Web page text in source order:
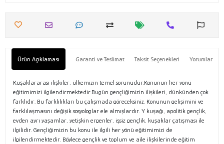
Ürün Açıklaması Garanti ve Teslimat Taksit Seçenekleri Yorumlar
Kuşaklararası ilişkiler, ülkemizin temel sorunudur.Konunun her yönü
eğitimimizi ilgilendirmektedir.Bugün gençliğimizin ilişkileri, dünkünden çok
farklıdır. Bu farklılıkları bu çalışmada göreceksiniz. Konunun gelişimini ve
farklılaşmasını değişik sosyologlar ele almışlardır. Y kuşağı, apolitik gençlik,
evden ayrı yaşamlar, yetişkin ergenler, işsiz gençlik, kuşaklar çatışması ile
ilgilidir. Gençliğimizin bu konu ile ilgili her yönü eğitimimizi de
ilgilendirmektedir. Böylece gençlik ve toplum ve aile ilişkilerinde eğitim